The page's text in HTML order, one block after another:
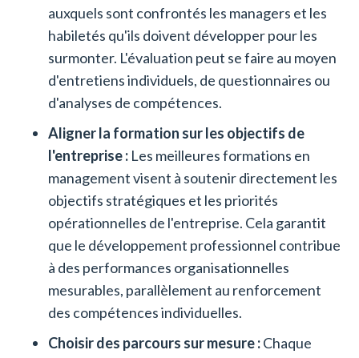
auxquels sont confrontés les managers et les
habiletés qu'ils doivent développer pour les
surmonter. L'évaluation peut se faire au moyen
d'entretiens individuels, de questionnaires ou
d'analyses de compétences.
Aligner la formation sur les objectifs de
l'entreprise : Les meilleures formations en
management visent à soutenir directement les
objectifs stratégiques et les priorités
opérationnelles de l'entreprise. Cela garantit
que le développement professionnel contribue
à des performances organisationnelles
mesurables, parallèlement au renforcement
des compétences individuelles.
Choisir des parcours sur mesure :Chaque